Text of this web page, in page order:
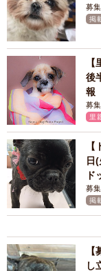
募
掲
後
報
募
里
日
ド
募
掲
し